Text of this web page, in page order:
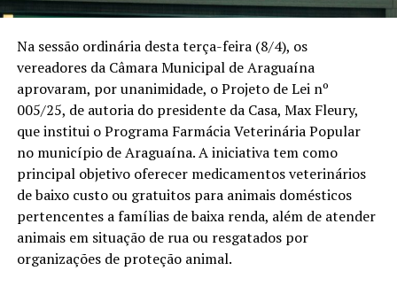
Na sessão ordinária desta terça-feira (8/4), os
vereadores da Câmara Municipal de Araguaína
aprovaram, por unanimidade, o Projeto de Lei nº
005/25, de autoria do presidente da Casa, Max Fleury,
que institui o Programa Farmácia Veterinária Popular
no município de Araguaína. A iniciativa tem como
principal objetivo oferecer medicamentos veterinários
de baixo custo ou gratuitos para animais domésticos
pertencentes a famílias de baixa renda, além de atender
animais em situação de rua ou resgatados por
organizações de proteção animal.